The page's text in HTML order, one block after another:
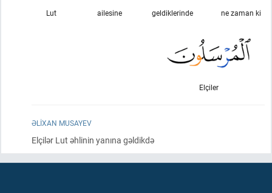
ne zaman ki
geldiklerinde
ailesine
Lut
Elçiler
ƏLIXAN MUSAYEV
Elçilər Lut əhlinin yanına gəldikdə